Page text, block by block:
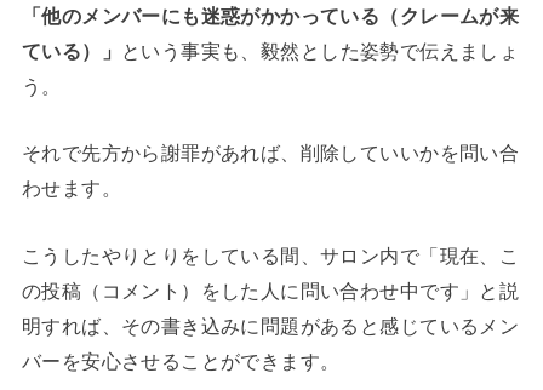
「他のメンバーにも迷惑がかかっている（クレームが来
ている）」
という事実も、毅然とした姿勢で伝えましょ
う。
それで先方から謝罪があれば、削除していいかを問い合
わせます。
こうしたやりとりをしている間、サロン内で「現在、こ
の投稿（コメント）をした人に問い合わせ中です」と説
明すれば、その書き込みに問題があると感じているメン
バーを安心させることができます。